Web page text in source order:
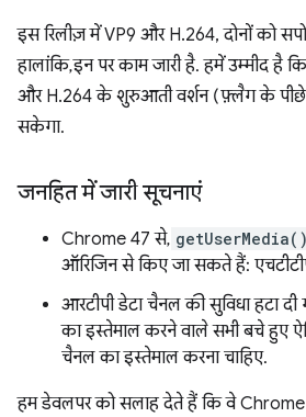
इस रिलीज़ में VP9 और H.264, दोनों को
हालांकि, इन पर काम जारी है. हमें उम्मीद है
और H.264 के शुरुआती वर्शन (फ़्लैग के
सकेगा.
जनहित में जारी सूचनाएं
Chrome 47 से, getUserMedia()
ऑरिजिन से किए जा सकते हैं:
आरटीपी डेटा चैनल की सुविधा हटा
का इस्तेमाल करने वाले सभी बचे हुए
चैनल का इस्तेमाल करना चाहिए.
हम डेवलपर को सलाह देते हैं कि वे